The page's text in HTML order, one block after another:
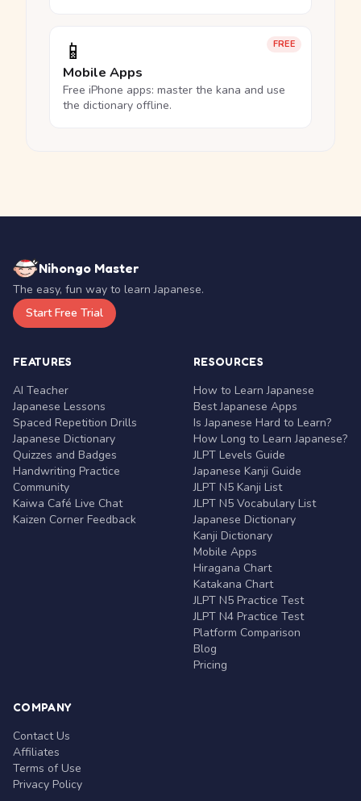
FREE
📱
Mobile Apps
Free iPhone apps: master the kana and use
the dictionary offline.
Nihongo Master
The easy, fun way to learn Japanese.
Start Free Trial
FEATURES
AI Teacher
Japanese Lessons
Spaced Repetition Drills
Japanese Dictionary
Quizzes and Badges
Handwriting Practice
Community
Kaiwa Café Live Chat
Kaizen Corner Feedback
RESOURCES
How to Learn Japanese
Best Japanese Apps
Is Japanese Hard to Learn?
How Long to Learn Japanese?
JLPT Levels Guide
Japanese Kanji Guide
JLPT N5 Kanji List
JLPT N5 Vocabulary List
Japanese Dictionary
Kanji Dictionary
Mobile Apps
Hiragana Chart
Katakana Chart
JLPT N5 Practice Test
JLPT N4 Practice Test
Platform Comparison
Blog
Pricing
COMPANY
Contact Us
Affiliates
Terms of Use
Privacy Policy